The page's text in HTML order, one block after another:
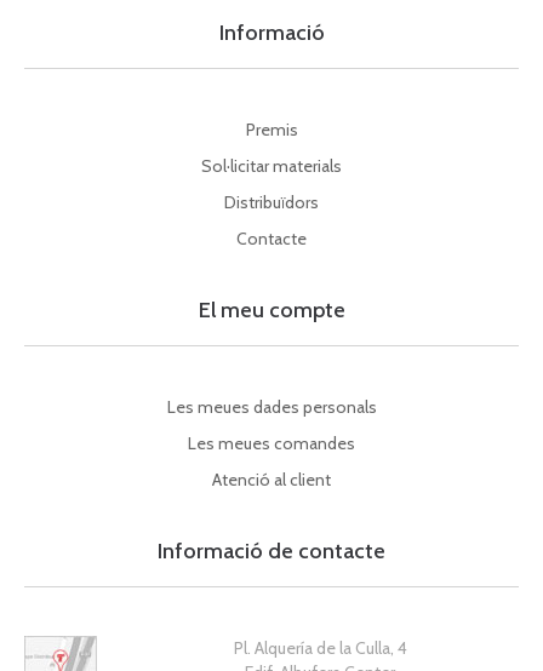
Informació
Premis
Sol·licitar materials
Distribuïdors
Contacte
El meu compte
Les meues dades personals
Les meues comandes
Atenció al client
Informació de contacte
Pl. Alquería de la Culla, 4